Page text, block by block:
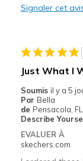
Going Out
Signaler cet
Just What I
Soumis il y a 5
Par Bella
de Pensacola, FL
Describe
EVALUER À
skechers.com